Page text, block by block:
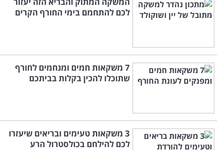
לכם להתחמם בימי החורף הקרים
7 משקאות חמים ומנחמים לחורף
שתוכלו להכין בקלות בביתכם
3 משקאות טעימים ובריאים שיעזרו
לכם להילחם בכולסטרול הרע